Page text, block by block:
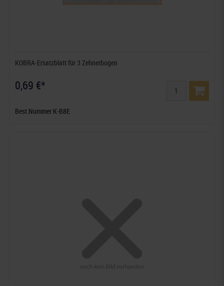
KOBRA-Ersatzblatt für 3 Zehnerbogen
0,69 €*
Best.Nummer K-B8E